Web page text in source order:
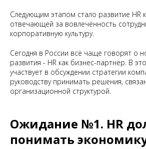
Следующим этапом стало развитие HR
отвечающей за вовлечённость
корпоративную культуру.
Сегодня в России всё чаще говорят о
развития - HR как бизнес-партнёр. В
участвует в обсуждении стратегии
руководству принимать решения,
организационной структурой.
Ожидание №1. HR
понимать